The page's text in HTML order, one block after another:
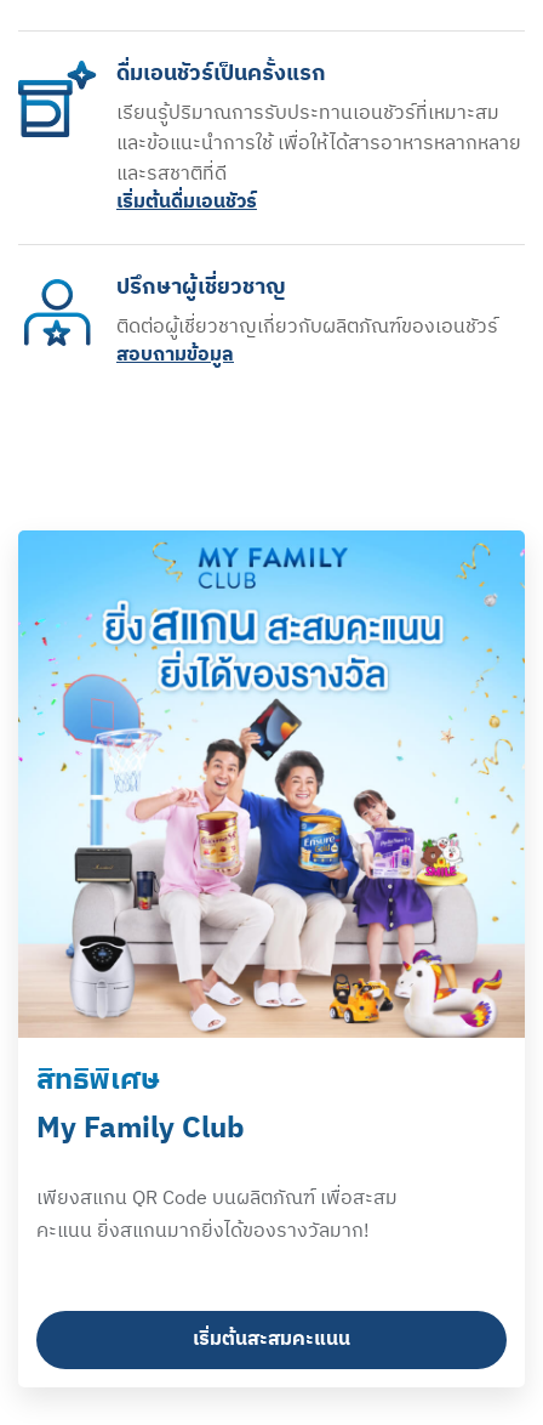
ดื่มเอนชัวร์เป็นครั้งแรก
เรียนรู้ปริมาณการรับประทานเอนชัวร์ที่เหมาะสม
และข้อแนะนำการใช้ เพื่อให้ได้สารอาหารหลากหลาย
และรสชาติที่ดี
เริ่มต้นดื่มเอนชัวร์
ปรึกษาผู้เชี่ยวชาญ
ติดต่อผู้เชี่ยวชาญเกี่ยวกับผลิตภัณฑ์ของเอนชัวร์
สอบถามข้อมูล
สิทธิพิเศษ
My Family Club
เพียงสแกน QR Code บนผลิตภัณฑ์ เพื่อสะสม
คะแนน ยิ่งสแกนมากยิ่งได้ของรางวัลมาก!
เริ่มต้นสะสมคะแนน